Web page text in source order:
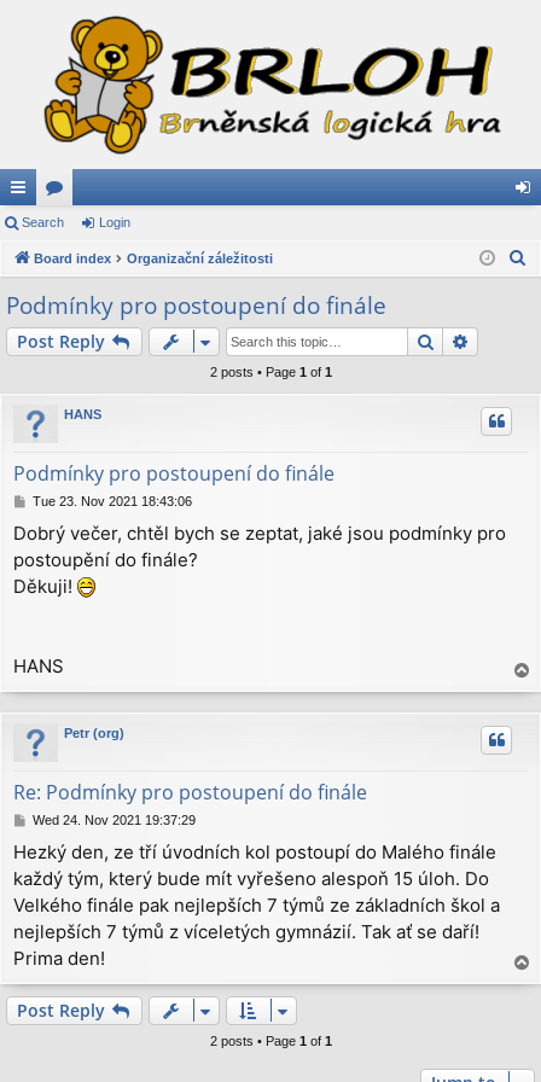
ui
ck
lin
ks
or
u
s
in
Search Login
Board index Organizační záležitosti
Podmínky pro postoupení do finále
Post Reply Search
2 posts • Page 1 of 1
HANS
Podmínky pro postoupení do finále
P
s
t
Tue 23. Nov 2021 18:43:06
Dobrý večer, chtěl bych se zeptat, jaké jsou podmínky pro
postoupění do finále?
Děkuji!
HANS
o
p
Petr (org)
Re: Podmínky pro postoupení do finále
P
s
t
Wed 24. Nov 2021 19:37:29
Hezký den, ze tří úvodních kol postoupí do Malého finále
každý tým, který bude mít vyřešeno alespoň 15 úloh. Do
Velkého finále pak nejlepších 7 týmů ze základních škol a
nejlepších 7 týmů z víceletých gymnázií. Tak ať se daří!
Prima den!
o
Post Reply
2 posts • Page 1 of 1